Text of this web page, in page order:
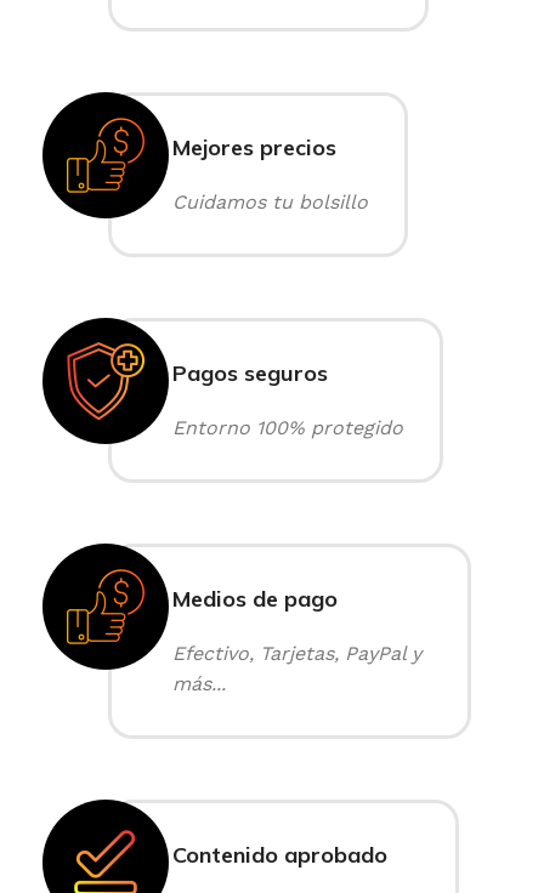
Mejores precios
Cuidamos tu bolsillo
Pagos seguros
Entorno 100% protegido
Medios de pago
Efectivo, Tarjetas, PayPal y
más...
Contenido aprobado